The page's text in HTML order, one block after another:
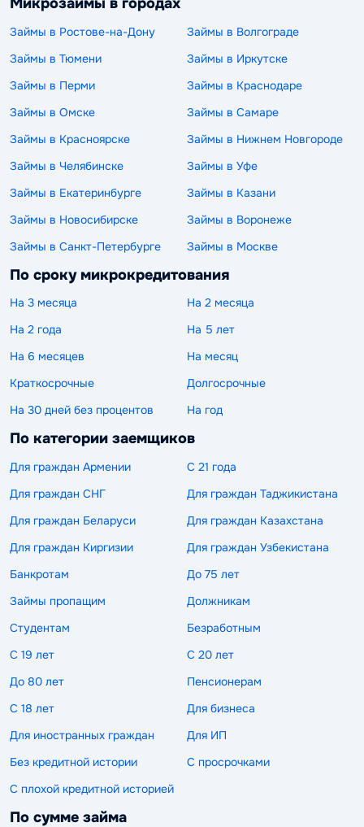
Займы в Ростове-на-Дону
Займы в Волгограде
Займы в Тюмени
Займы в Иркутске
Займы в Перми
Займы в Краснодаре
Займы в Омске
Займы в Самаре
Займы в Красноярске
Займы в Нижнем Новгороде
Займы в Челябинске
Займы в Уфе
Займы в Екатеринбурге
Займы в Казани
Займы в Новосибирске
Займы в Воронеже
Займы в Санкт-Петербурге
Займы в Москве
По сроку микрокредитования
На 3 месяца
На 2 месяца
На 2 года
На 5 лет
На 6 месяцев
На месяц
Краткосрочные
Долгосрочные
На 30 дней без процентов
На год
По категории заемщиков
Для граждан Армении
С 21 года
Для граждан СНГ
Для граждан Таджикистана
Для граждан Беларуси
Для граждан Казахстана
Для граждан Киргизии
Для граждан Узбекистана
Банкротам
До 75 лет
Займы пропащим
Должникам
Студентам
Безработным
С 19 лет
С 20 лет
До 80 лет
Пенсионерам
С 18 лет
Для бизнеса
Для иностранных граждан
Для ИП
Без кредитной истории
С просрочками
С плохой кредитной историей
По сумме займа